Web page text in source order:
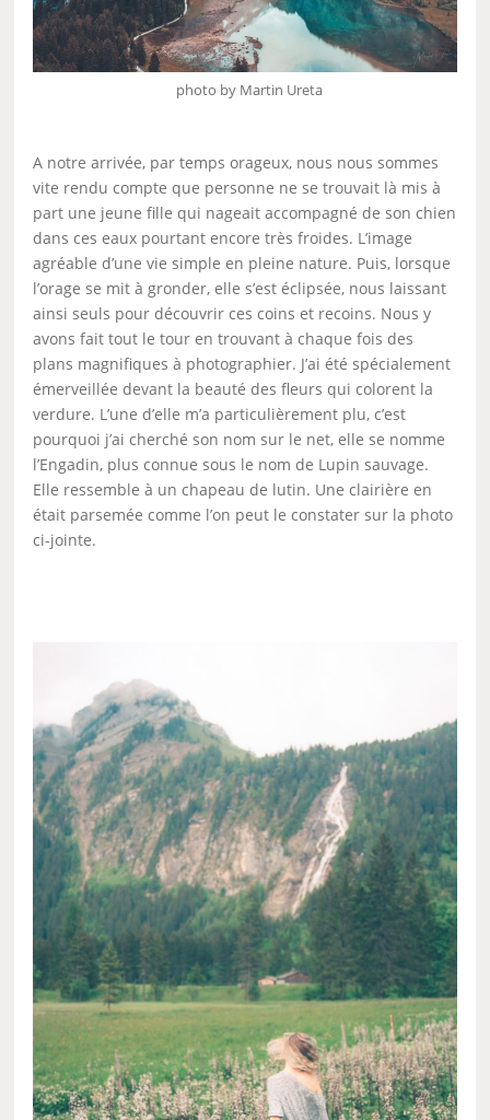
photo by Martin Ureta
A notre arrivée, par temps orageux, nous nous sommes
vite rendu compte que personne ne se trouvait là mis à
part une jeune fille qui nageait accompagné de son chien
dans ces eaux pourtant encore très froides. L’image
agréable d’une vie simple en pleine nature. Puis, lorsque
l’orage se mit à gronder, elle s’est éclipsée, nous laissant
ainsi seuls pour découvrir ces coins et recoins. Nous y
avons fait tout le tour en trouvant à chaque fois des
plans magnifiques à photographier. J’ai été spécialement
émerveillée devant la beauté des fleurs qui colorent la
verdure. L’une d’elle m’a particulièrement plu, c’est
pourquoi j’ai cherché son nom sur le net, elle se nomme
l’Engadin, plus connue sous le nom de Lupin sauvage.
Elle ressemble à un chapeau de lutin. Une clairière en
était parsemée comme l’on peut le constater sur la photo
ci-jointe.